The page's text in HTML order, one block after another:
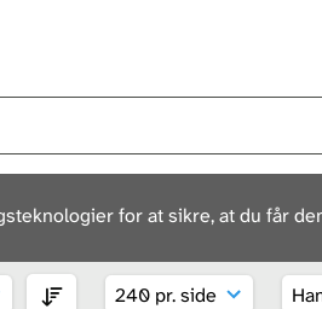
for at sikre, at du får